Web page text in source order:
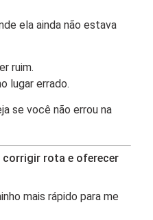
ela ainda não estava
ruim.
lugar errado.
se você não errou na
corrigir rota e oferecer
mais rápido para me